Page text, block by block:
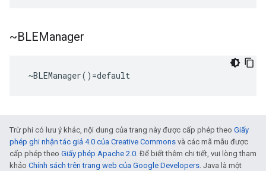
~BLEManager
~BLEManager()=default
Trừ phi có lưu ý khác, nội dung của trang này được cấp phép theo Giấy
phép ghi nhận tác giả 4.0 của Creative Commons và các mã mẫu được
cấp phép theo Giấy phép Apache 2.0. Để biết thêm chi tiết, vui lòng tham
khảo Chính sách trên trang web của Google Developers. Java là một